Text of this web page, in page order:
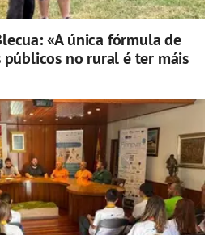
«A única fórmula de
no rural é ter máis